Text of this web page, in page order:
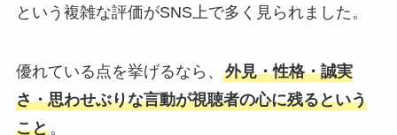
という複雑な評価がSNS上で多く見られました。
優れている点を挙げるなら、 外見・性格・誠実
さ・思わせぶりな言動が視聴者の心に残るという
こと。